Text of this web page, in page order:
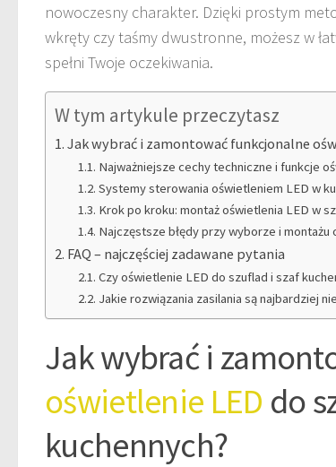
nowoczesny charakter. Dzięki prostym
wkręty czy taśmy dwustronne, możesz w
spełni Twoje oczekiwania.
W tym artykule przeczytasz
Jak wybrać i zamontować funkcjonalne
Najważniejsze cechy techniczne i funkcje
Systemy sterowania oświetleniem LED w
Krok po kroku: montaż oświetlenia LED w
Najczęstsze błędy przy wyborze i montażu
FAQ – najczęściej zadawane pytania
Czy oświetlenie LED do szuflad i szaf
Jakie rozwiązania zasilania są najbardziej
Jak wybrać i
oświetlenie LED do
kuchennych?